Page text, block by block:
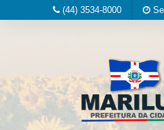
(44) 3534-8000